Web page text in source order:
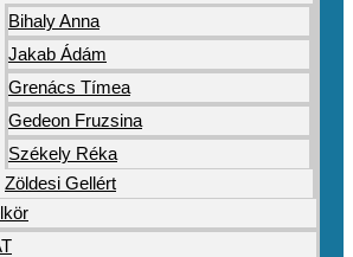
Bihaly Anna
Jakab Ádám
Grenács Tímea
Gedeon Fruzsina
Székely Réka
Zöldesi Gellért